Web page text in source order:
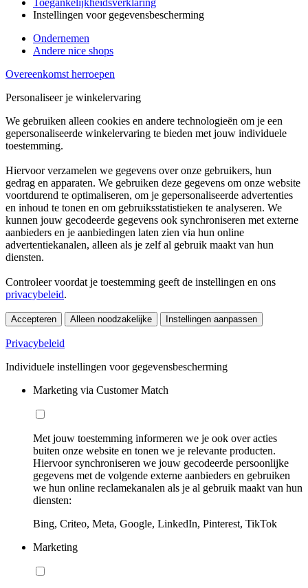
Instellingen voor gegevensbescherming
Ondernemen
Andere nice shops
Overeenkomst herroepen
Personaliseer je winkelervaring
We gebruiken alleen cookies en andere technologieën om je een
gepersonaliseerde winkelervaring te bieden met jouw individuele
toestemming.
Hiervoor verzamelen we gegevens over onze gebruikers, hun
gedrag en apparaten. We gebruiken deze gegevens om onze website
voortdurend te optimaliseren, om je gepersonaliseerde advertenties
en inhoud te tonen en om gebruiksstatistieken te analyseren. We
kunnen jouw gecodeerde gegevens ook synchroniseren met externe
aanbieders en je aanbiedingen laten zien via hun online
advertentiekanalen, alleen als je zelf al gebruik maakt van hun
diensten.
Controleer voordat je toestemming geeft de instellingen en ons
privacybeleid.
Accepteren Alleen noodzakelijke Instellingen aanpassen
Privacybeleid
Individuele instellingen voor gegevensbescherming
Marketing via Customer Match
Met jouw toestemming informeren we je ook over acties
buiten onze website en tonen we je relevante producten.
Hiervoor synchroniseren we jouw gecodeerde persoonlijke
gegevens met de volgende externe aanbieders en gebruiken
we hun online reclamekanalen als je al gebruik maakt van hun
diensten:
Bing, Criteo, Meta, Google, LinkedIn, Pinterest, TikTok
Marketing